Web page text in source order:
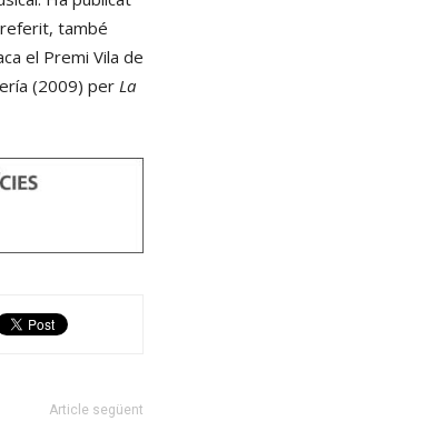
també
el Premi Vila de
(2009) per La
Article següent